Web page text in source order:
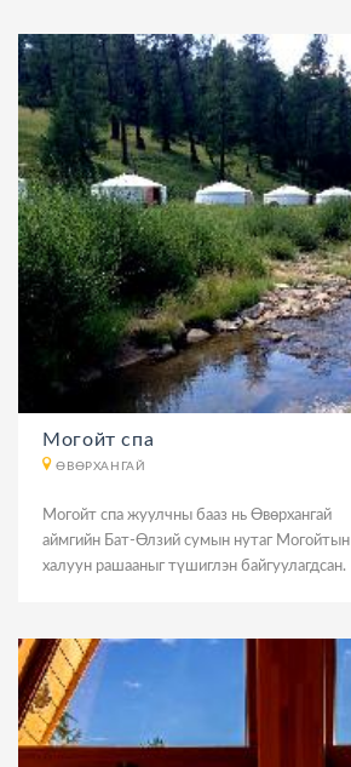
Могойт спа
ӨВӨРХАНГАЙ
Могойт спа жуулчны бааз нь Өвөрхангай
аймгийн Бат-Өлзий сумын нутаг Могойтын
халуун рашааныг түшиглэн байгуулагдсан.